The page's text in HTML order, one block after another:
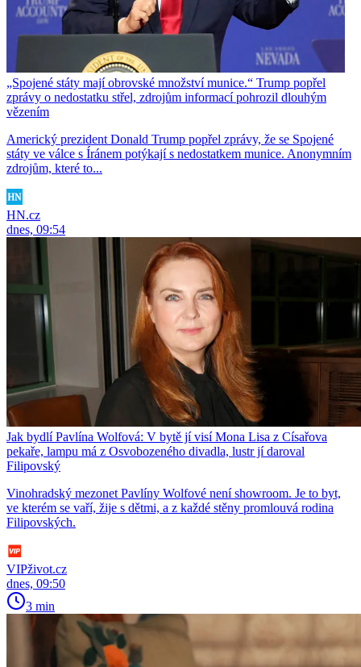
„Spojené státy mají obrovské množství munice.“ Trump popřel
zprávy o nedostatku střel, zdrojům informací pohrozil dlouhým
vězením
Americký prezident Donald Trump popřel zprávy, že se Spojené
státy ve válce s Íránem potýkají s nedostatkem munice. Anonymním
zdrojům, které to...
HN.cz
dnes, 09:54
Jak bydlí Pavlína Wolfová: V bytě jí visí Mona Lisa z Císařova
pekaře, lampu má z Osvobozeného divadla, lustr jí daroval
Filipovský
Vinohradský mezonet Pavlíny Wolfové není showroom. Je to byt,
ve kterém se vaří, žije s dětmi, a z každé stěny promlouvá rodina
Filipovských.
VIPživot.cz
dnes, 09:50
3 min